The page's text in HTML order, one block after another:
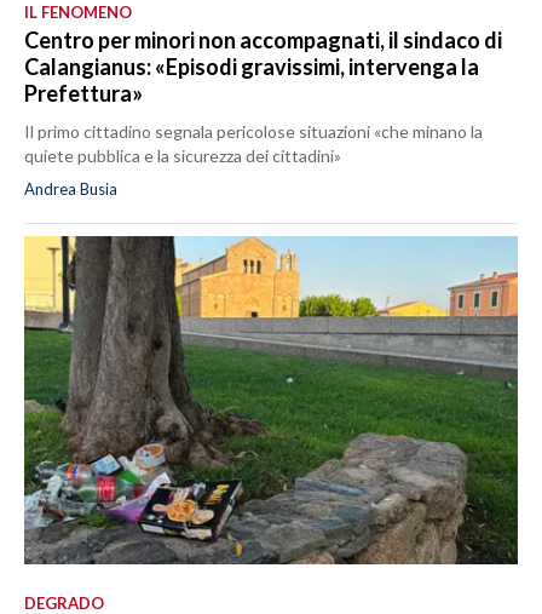
IL FENOMENO
Centro per minori non accompagnati, il sindaco di
Calangianus: «Episodi gravissimi, intervenga la
Prefettura»
Il primo cittadino segnala pericolose situazioni «che minano la
quiete pubblica e la sicurezza dei cittadini»
Andrea Busia
DEGRADO